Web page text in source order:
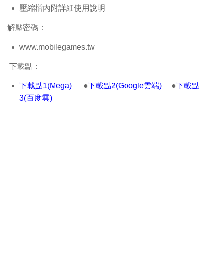
壓縮檔內附詳細使用說明
解壓密碼：
www.mobilegames.tw
下載點：
下載點1(Mega) ●下載點2(Google雲端) ●下載點
3(百度雲)